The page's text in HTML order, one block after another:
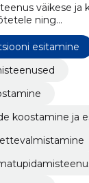
väikese ja
ning
esitamine
koostamine ja